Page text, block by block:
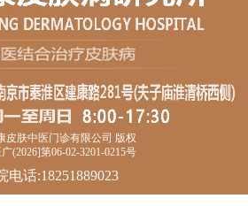
皮肤中医门诊有限公司 版权
(2026]第06-02-3201-0215号
电话:18251889023